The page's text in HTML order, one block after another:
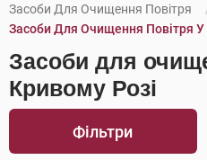
Засоби Для Очищення Повітря
Засоби Для Очищення Повітря У
Засоби для
Кривому Розі
Фільтри